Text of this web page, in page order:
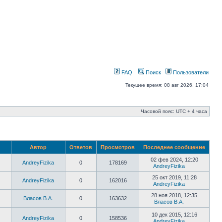
FAQ Поиск Пользователи
Текущее время: 08 авг 2026, 17:04
Часовой пояс: UTC + 4 часа
Автор Ответов Просмотров Последнее сообщение
AndreyFizika 0 178169
02 фев 2024, 12:20
AndreyFizika
AndreyFizika 0 162016
25 окт 2019, 11:28
AndreyFizika
Власов В.А. 0 163632
28 ноя 2018, 12:35
Власов В.А.
AndreyFizika 0 158536
10 дек 2015, 12:16